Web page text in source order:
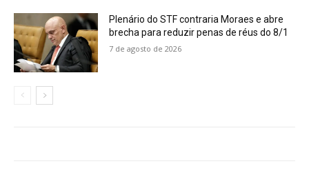
Plenário do STF contraria Moraes e abre
brecha para reduzir penas de réus do 8/1
7 de agosto de 2026